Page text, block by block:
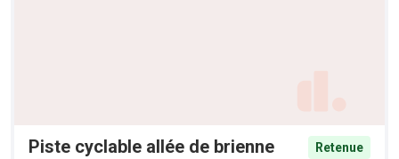
Piste cyclable allée de brienne
Retenue